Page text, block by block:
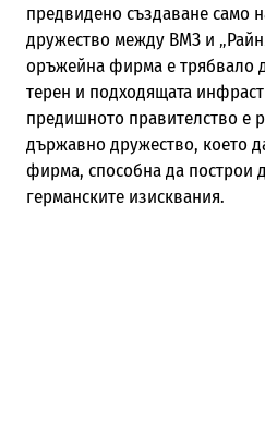
предвидено създаване само
дружество между ВМЗ и
оръжейна фирма е трябвало
терен и подходящата
предишното правителство е
държавно дружество, което
фирма, способна да построи
германските изисквания.